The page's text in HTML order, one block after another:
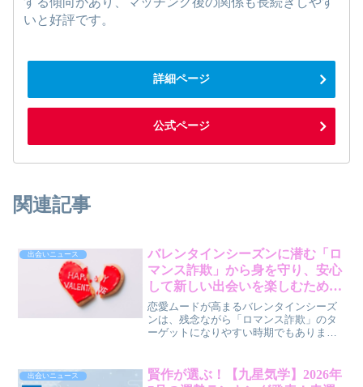
いと好評です。
詳細ページ
公式ページ
関連記事
出会いニュース
バレンタインシーズンに潜む「ロ
マンス詐欺」から身を守り、安心
して新しい出会いを楽しむための
ヒント
恋愛ムードが高まるバレンタインシーズ
ンは、残念ながら「ロマンス詐欺」のタ
ーゲットになりやすい時期でもありま
めの具体的な対策と心構えを、親しみや
すい言葉でご紹介します。
出会いニュース
賢作が選ぶ！【九星気学】2026年